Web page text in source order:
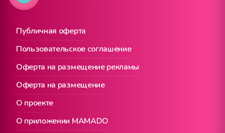
Публичная оферта
О проекте
Пользовательское соглашение
О приложении MAMADO
Оферта на размещение рекламы
Оферта на размещение